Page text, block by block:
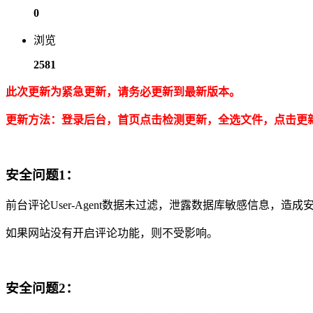
0
浏览
2581
此次更新为紧急更新，请务必更新到最新版本。
更新方法：登录后台，首页点击检测更新，全选文件，点击更
安全问题1：
前台评论User-Agent数据未过滤，泄露数据库敏感信息，造成安
如果网站没有开启评论功能，则不受影响。
安全问题2：